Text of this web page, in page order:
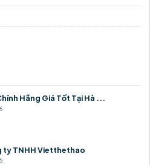
Hãng Giá Tốt Tại Hà ...
ty TNHH Vietthethao